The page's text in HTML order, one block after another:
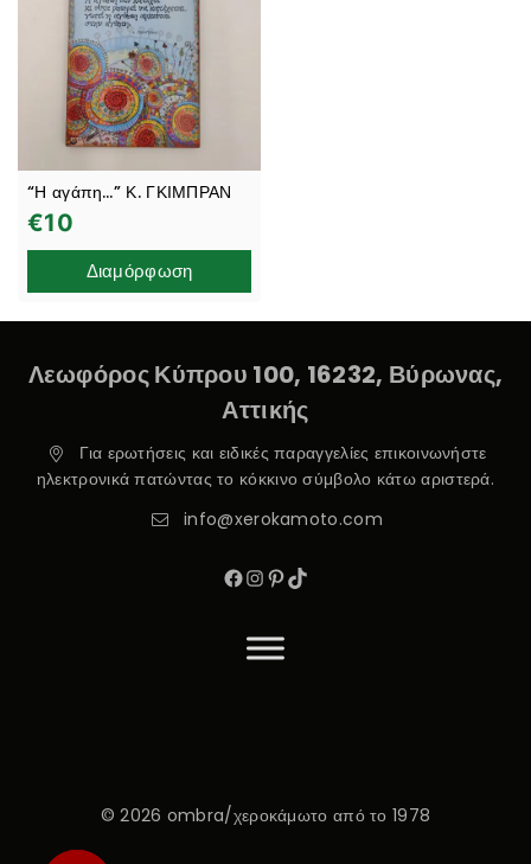
“Η αγάπη…” Κ. ΓΚΙΜΠΡΑΝ
€10
Διαμόρφωση
Λεωφόρος Κύπρου 100, 16232, Βύρωνας,
Αττικής
Για ερωτήσεις και ειδικές παραγγελίες επικοινωνήστε
ηλεκτρονικά πατώντας το κόκκινο σύμβολο κάτω αριστερά.
info@xerokamoto.com
© 2026 ombra/χεροκάμωτο από το 1978